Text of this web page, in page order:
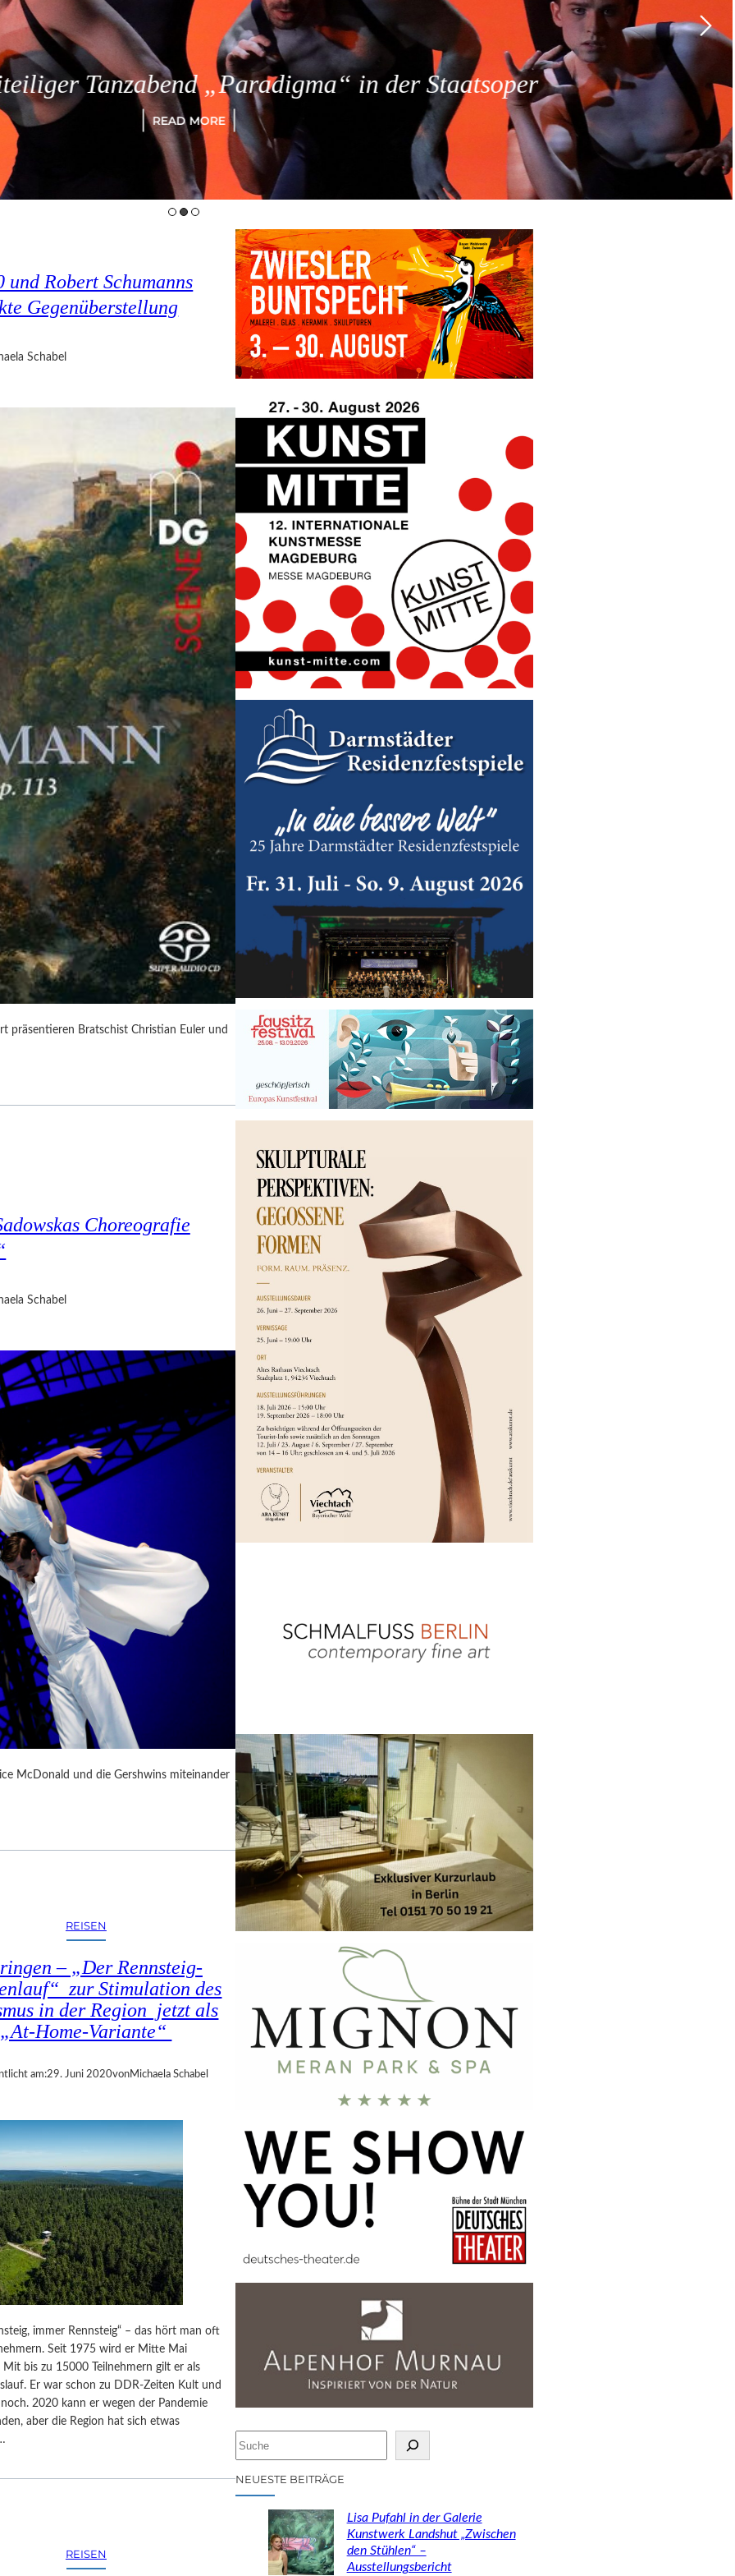
Tanzabend „Paradigma“ in der Staatsoper
READ MORE
und Robert Schumanns
Gegenüberstellung
Schabel
präsentieren Bratschist Christian Euler und
Choreografie
Schabel
McDonald und die Gershwins miteinander
REISEN
– „Der Rennsteig-
zur Stimulation des
in der Region jetzt als
„At-Home-Variante“
am:29. Juni 2020vonMichaela Schabel
immer Rennsteig“ – das hört man oft
Seit 1975 wird er Mitte Mai
Mit bis zu 15000 Teilnehmern gilt er als
Er war schon zu DDR-Zeiten Kult und
2020 kann er wegen der Pandemie
aber die Region hat sich etwas
REISEN
S
u
c
h
NEUESTE BEITRÄGE
Lisa Pufahl in der Galerie
Kunstwerk Landshut „Zwischen
den Stühlen“ –
Ausstellungsbericht